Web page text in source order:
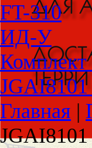
FT-310
ИД-У
Главная |
JGAI8101